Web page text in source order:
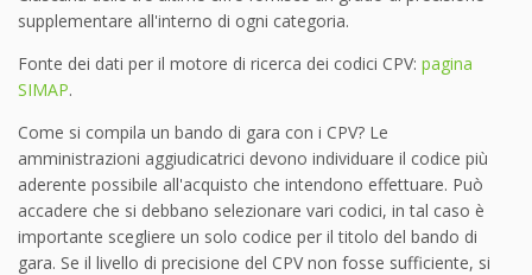
supplementare all'interno di ogni categoria.
Fonte dei dati per il motore di ricerca dei codici CPV: pagina
SIMAP.
Come si compila un bando di gara con i CPV? Le
amministrazioni aggiudicatrici devono individuare il codice più
aderente possibile all'acquisto che intendono effettuare. Può
accadere che si debbano selezionare vari codici, in tal caso è
importante scegliere un solo codice per il titolo del bando di
gara. Se il livello di precisione del CPV non fosse sufficiente, si